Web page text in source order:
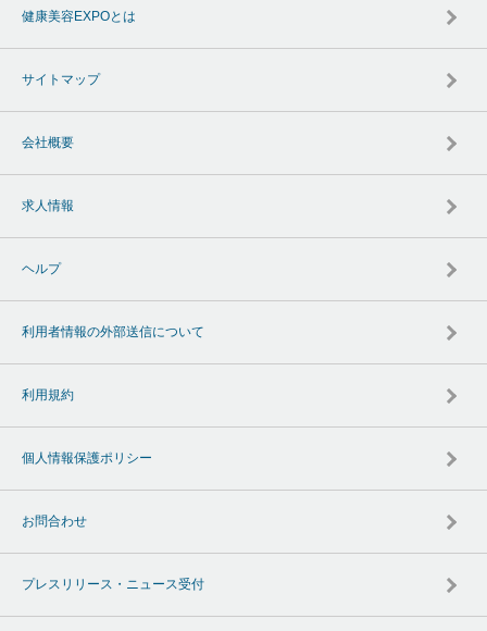
健康美容EXPOとは
サイトマップ
会社概要
求人情報
ヘルプ
利用者情報の外部送信について
利用規約
個人情報保護ポリシー
お問合わせ
プレスリリース・ニュース受付